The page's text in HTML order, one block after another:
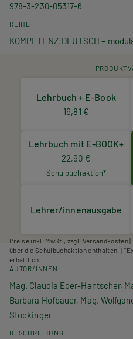
978-3-230-05317-6
REIHE
KOMPETENZ:DEUTSCH –
Lehrbuch + E-Book
16,81 €
Lehrbuch mit E-BOOK+
22,90 €
Schulbuchaktion*
Lehrer/innenausgabe
Preise inkl. MwSt., zzgl. Versandkosten
über die Schulbuchaktion enthalten. |
erhältlich.
AUTOR/INNEN
Mag. Claudia Eder-Hantscher,
Barbara Hofbauer, Mag.
Stockinger
BESCHREIBUNG